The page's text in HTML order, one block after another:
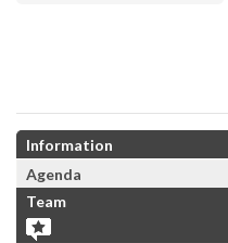
Information
Agenda
Team